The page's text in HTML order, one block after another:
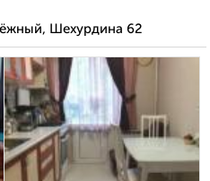
Шехурдина 62